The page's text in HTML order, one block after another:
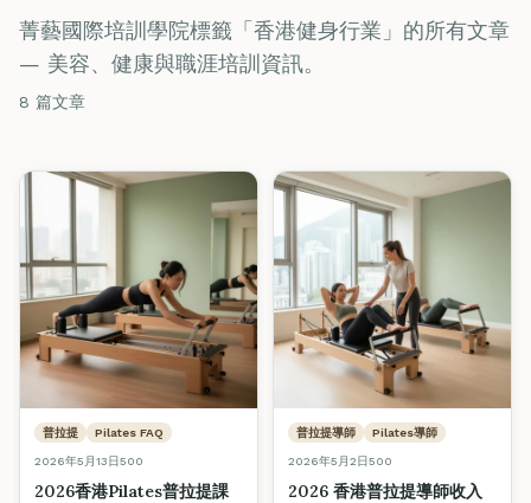
菁藝國際培訓學院標籤「香港健身行業」的所有文章
— 美容、健康與職涯培訓資訊。
8 篇文章
普拉提 Pilates FAQ
2026年5月13日500
2026香港Pilates普拉提課
普拉提導師 Pilates導師
2026年5月2日500
2026 香港普拉提導師收入